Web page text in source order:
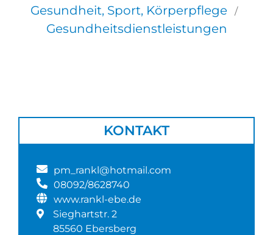
Gesundheit, Sport, Körperpflege /
Gesundheitsdienstleistungen
KONTAKT
pm_rankl@hotmail.com
08092/8628740
www.rankl-ebe.de
Sieghartstr. 2
85560 Ebersberg